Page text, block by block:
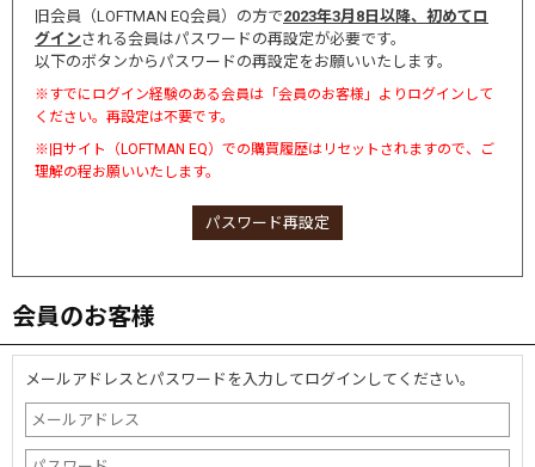
旧会員（LOFTMAN EQ会員）の方で2023年3月8日以降、初めてロ
グインされる会員はパスワードの再設定が必要です。
以下のボタンからパスワードの再設定をお願いいたします。
※すでにログイン経験のある会員は「会員のお客様」よりログインして
ください。再設定は不要です。
※旧サイト（LOFTMAN EQ）での購買履歴はリセットされますので、ご
理解の程お願いいたします。
パスワード再設定
会員のお客様
メールアドレスとパスワードを入力してログインしてください。